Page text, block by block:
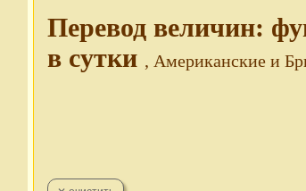
Перевод величин:
в сутки , Американские и